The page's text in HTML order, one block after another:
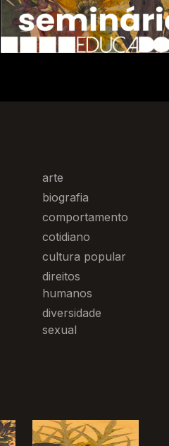
arte
biografia
comportamento
cotidiano
cultura popular
direitos
humanos
diversidade
sexual